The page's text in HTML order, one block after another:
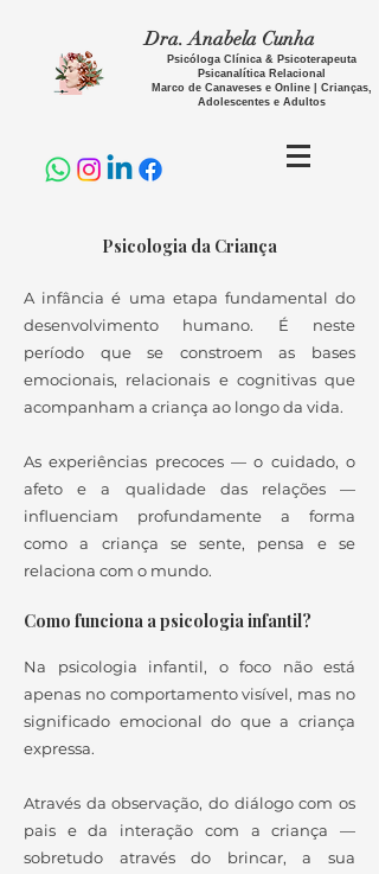
Dra. Anabela Cunha
Psicóloga Clínica & Psicoterapeuta
Psicanalítica Relacional
Marco de Canaveses e Online | Crianças,
Adolescentes e Adultos
Psicologia da Criança
A infância é uma etapa fundamental do
desenvolvimento humano. É neste
período que se constroem as bases
emocionais, relacionais e cognitivas que
acompanham a criança ao longo da vida.
As experiências precoces — o cuidado, o
afeto e a qualidade das relações —
influenciam profundamente a forma
como a criança se sente, pensa e se
relaciona com o mundo.
Como funciona a psicologia infantil?
Na psicologia infantil, o foco não está
apenas no comportamento visível, mas no
significado emocional do que a criança
expressa.
Através da observação, do diálogo com os
pais e da interação com a criança —
sobretudo através do brincar, a sua